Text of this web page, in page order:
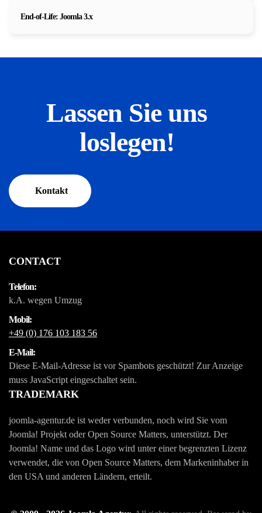
End-of-Life: Joomla 3.x
Lassen Sie uns
loslegen!
Kontakt
CONTACT
Telefon:
k.A. wegen Umzug
Mobil:
+49 (0) 176 103 183 56
E-Mail:
Diese E-Mail-Adresse ist vor Spambots geschützt! Zur Anzeige
muss JavaScript eingeschaltet sein.
TRADEMARK
joomla-agentur.de ist weder verbunden, noch wird Sie vom
Joomla! Projekt oder Open Source Matters, unterstützt. Der
Joomla! Name und das Logo wird unter einer begrenzten Lizenz
verwendet, die von Open Source Matters, dem Markeninhaber in
den USA und anderen Ländern, erteilt.